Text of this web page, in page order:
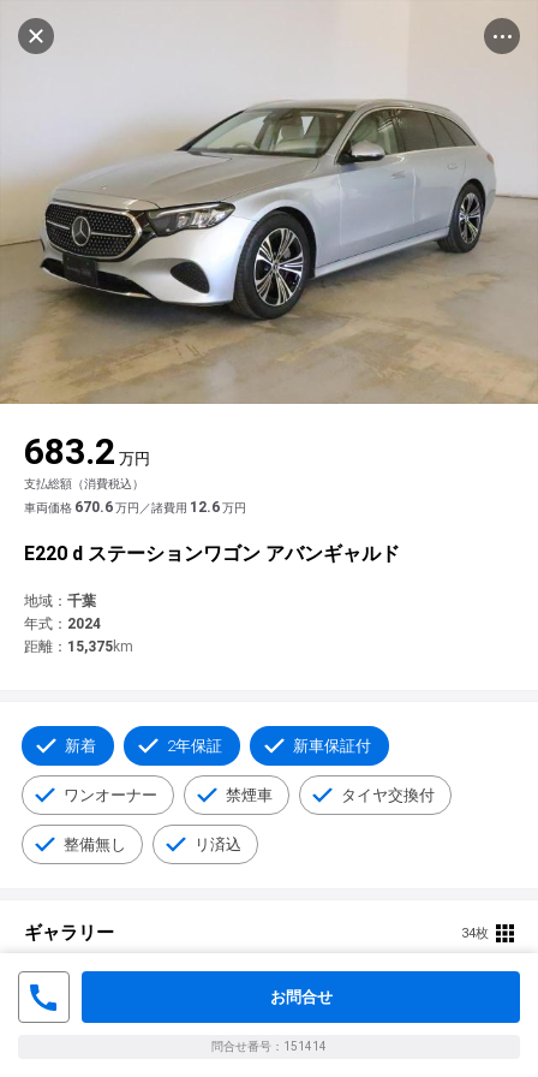
1002台
販売店検索
エリア別最新ニュース
品質と保証
自動車保険
カタログ情報
ログイン
マイアカウント
マイリスト
問合せ履歴
アカウントの確認・編集
ログアウト
アフターサービス
アフターサービス
車検／定期点検
タイヤ交換
ボディ修理
エンジンオイル
企業情報
企業概要
プレスリリース
ヤナセの歴史
採用情報
リンク
BMW認定中古車
フォルクスワーゲン認定中古車
AUDI認定中古車
ソーシャルメディアポリシー
金融商品の勧誘方針
退会について
© 2021 YANASE & CO.,LTD. ALL RIGHTS RESERVED.
683.2 万円
支払総額（消費税込）
車両価格 670.6万円／諸費用 12.6万円
E220 d ステーションワゴン アバンギャルド
地域： 千葉
年式： 2024
距離： 15,375km
新着 2年保証 新車保証付
ワンオーナー 禁煙車 タイヤ交換付
整備無し リ済込
ギャラリー 34枚
お問合せ
問合せ番号：151414
電話で問い合わせ（無料）
品質評価書を見る
キャンセル
千葉園生
サーティファイドカーセンター
販売店情報
地図を見る
在庫一覧
キャンセル